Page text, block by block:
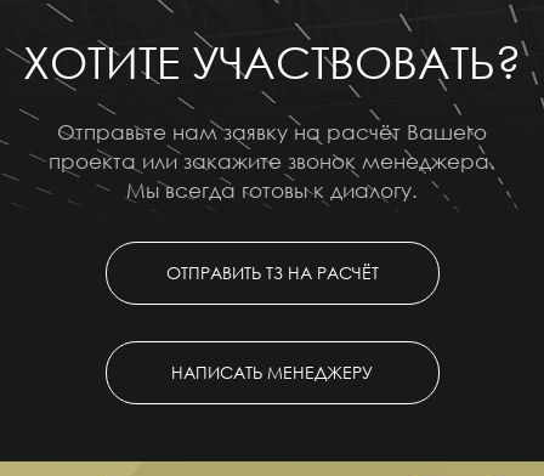
ХОТИТЕ УЧАСТВОВАТЬ?
Отправьте нам заявку на расчёт Вашего
проекта или закажите звонок менеджера.
Мы всегда готовы к диалогу.
ОТПРАВИТЬ ТЗ НА РАСЧЁТ
НАПИСАТЬ МЕНЕДЖЕРУ